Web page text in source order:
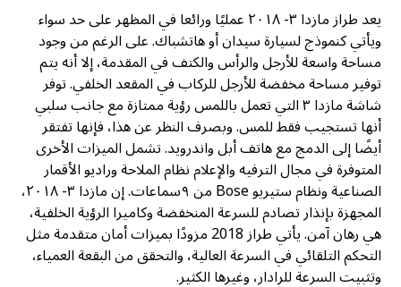
يعد طراز مازدا ٣- ٢٠١٨ عمليًا ورائعا في المظهر على حد سواء
ويأتي كنموذج لسيارة سيدان أو هاتشباك. على الرغم من وجود
مساحة واسعة للأرجل والرأس والكتف في المقدمة، إلا أنه يتم
توفير مساحة مخفضة للأرجل للركاب في المقعد الخلفي. توفر
شاشة مازدا ٣ التي تعمل باللمس رؤية ممتازة مع جانب سلبي
أنها تستجيب فقط للمس. وبصرف النظر عن هذا، فإنها تفتقر
أيضًا إلى الدمج مع هاتف أبل واندرويد. تشمل الميزات الأخرى
المتوفرة في مجال الترفيه والإعلام نظام الملاحة وراديو الأقمار
الصناعية ونظام ستيريو Bose من ٩سماعات. إن مازدا ٣- ٢٠١٨،
المجهزة بإنذار تصادم للسرعة المنخفضة وكاميرا الرؤية الخلفية،
هي رهان آمن. يأتي طراز 2018 مزودًا بميزات أمان متقدمة مثل
التحكم التلقائي في السرعة العالية، والتحقق من البقعة العمياء،
وتثبيت السرعة للرادار، وغيرها الكثير.